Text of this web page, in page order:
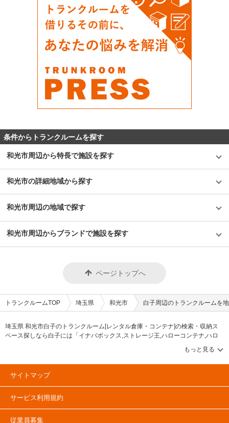
条件からトランクルームを探す
和光市周辺から特長で施設を探す
和光市の詳細地域から探す
和光市周辺の地域で探す
和光市周辺からブランドで施設を探す
ページトップへ
トランクルームTOP 埼玉県 和光市 白子周辺のトランクルームを
埼玉県 和光市白子のトランクルーム[レンタル倉庫・コンテナ]の検索・収納ス
ペース探しなら白子には「イナバボックス,ストレージ王,ハローコンテナ,ハロ
ドが掲載されています。借りたい地域から探して、広さ・料金[賃料]・セキュリ
ティ・空調完備・24時間出し入れ可能などの希望条件で絞込み！豊富な物件数
から様々な方法でご希望の収納スペースを簡単に探せるトランクルーム情報サ
サイトマップ
サービス利用規約
従業員募集